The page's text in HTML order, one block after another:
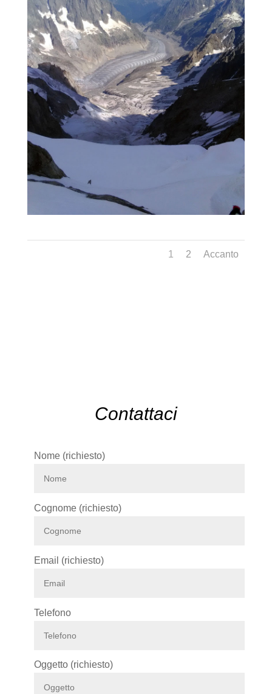
1 2 Accanto
Contattaci
Nome (richiesto)
Cognome (richiesto)
Email (richiesto)
Telefono
Oggetto (richiesto)